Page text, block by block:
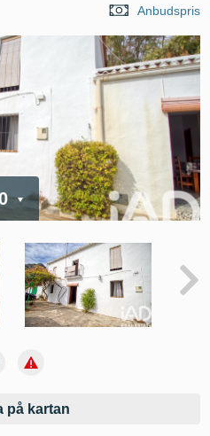
Anbudspris
på kartan